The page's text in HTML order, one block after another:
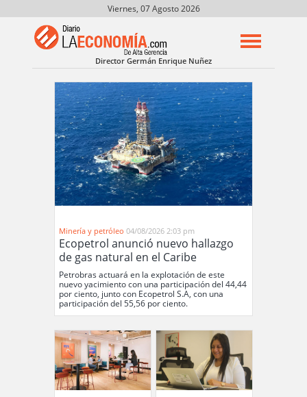
Viernes, 07 Agosto 2026
Director Germán Enrique Nuñez
Minería y petróleo 04/08/2026 2:03 pm
Ecopetrol anunció nuevo hallazgo
de gas natural en el Caribe
Petrobras actuará en la explotación de este
nuevo yacimiento con una participación del 44,44
por ciento, junto con Ecopetrol S.A, con una
participación del 55,56 por ciento.